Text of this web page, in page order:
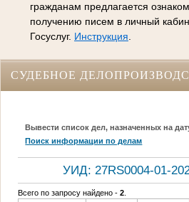
гражданам предлагается
получению писем в личный
Госуслуг. Инструкция
СУДЕБНОЕ
Вывести список дел, назначенных на
Поиск информации по делам
УИД: 27RS0004-01-
Всего по запросу найдено -2